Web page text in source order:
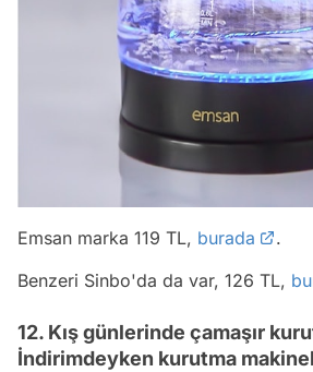
Emsan marka 119 TL, burada
.
Benzeri Sinbo'da da var, 126 TL,
12. Kış günlerinde çamaşır
İndirimdeyken kurutma